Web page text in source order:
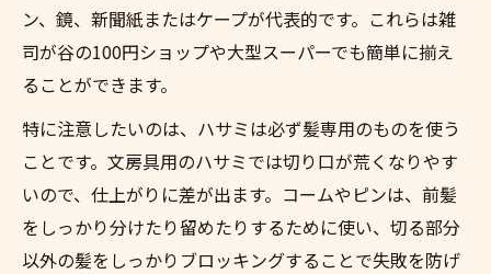
ン、鏡、新聞紙またはケープが代表的です。これらは雑
司が谷の100円ショップや大型スーパーでも簡単に揃え
ることができます。
特に注意したいのは、ハサミは必ず髪専用のものを使う
ことです。文房具用のハサミでは切り口が荒くなりやす
いので、仕上がりに差が出ます。コームやピンは、前髪
をしっかり分けたり留めたりするために使い、切る部分
以外の髪をしっかりブロッキングすることで失敗を防げ